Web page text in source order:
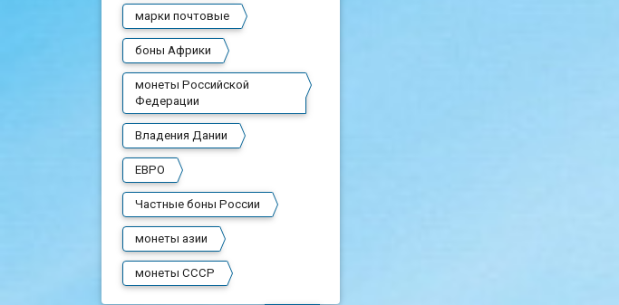
марки почтовые
боны Африки
монеты Российской
Федерации
Владения Дании
ЕВРО
Частные боны России
монеты азии
монеты СССР